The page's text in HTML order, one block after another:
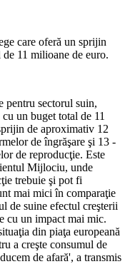
care oferă un sprijin
11 milioane de euro.
pentru sectorul suin,
un buget total de 11
de aproximativ 12
de îngrăşare şi 13 -
de reproducţie. Este
Mijlociu, unde
trebuie şi pot fi
mai mici în comparaţie
de suine efectul creşterii
cu un impact mai mic.
din piaţa europeană
a creşte consumul de
de afară', a transmis